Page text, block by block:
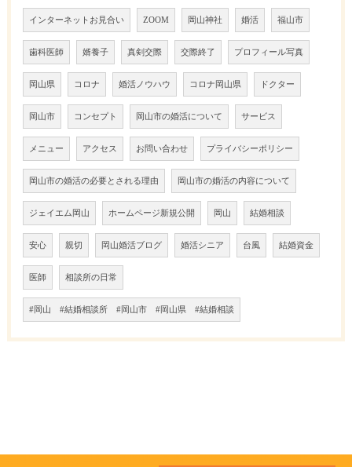
インターネットお見合い ZOOM 岡山神社 婚活 福山市
歯科医師 婿養子 真剣交際 交際終了 プロフィール写真
岡山県 コロナ 婚活ノウハウ コロナ岡山県 ドクター
岡山市 コンセプト 岡山市の婚活について サービス
メニュー アクセス お問い合わせ プライバシーポリシー
岡山市の婚活の必要とされる理由 岡山市の婚活の内容について
ジェイエム岡山 ホームページ新規公開 岡山 結婚相談
安心 親切 岡山婚活ブログ 婚活シニア 台風 結婚資金
医師 相談所の日常
#岡山 #結婚相談所 #岡山市 #岡山県 #結婚相談